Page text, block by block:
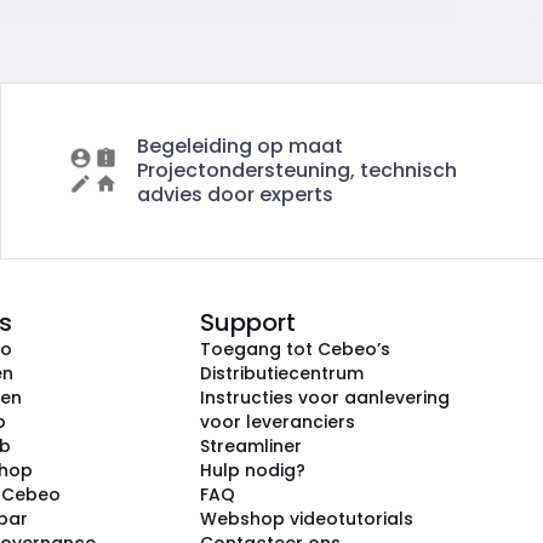
Begeleiding op maat
Projectondersteuning, technisch
advies door experts
Support
Toegang tot Cebeo’s
Distributiecentrum
Instructies voor aanlevering
voor leveranciers
Streamliner
Hulp nodig?
FAQ
Webshop videotutorials